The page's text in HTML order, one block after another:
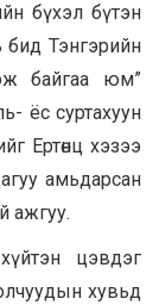
бүхэл бүтэн
бид Тэнгэрийн
байгаа юм”
ёс суртахуун
Ертөнц хэзээ
амьдарсан
ажгуу.
цэвдэг
хувьд